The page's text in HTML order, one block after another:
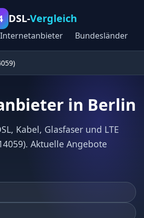
DSL-Vergleich
Internetanbieter Bundesländer
in Berlin
Kabel, Glasfaser und LTE
Aktuelle Angebote